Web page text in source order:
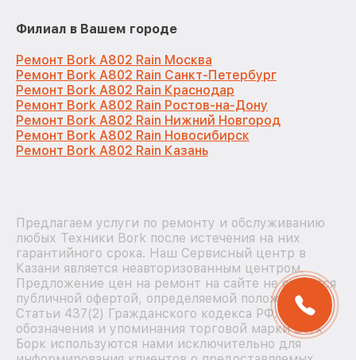
Филиал в Вашем городе
Ремонт Bork A802 Rain Москва
Ремонт Bork A802 Rain Санкт-Петербург
Ремонт Bork A802 Rain Краснодар
Ремонт Bork A802 Rain Ростов-на-Дону
Ремонт Bork A802 Rain Нижний Новгород
Ремонт Bork A802 Rain Новосибирск
Ремонт Bork A802 Rain Казань
Предлагаем услуги по ремонту и обслуживанию
любых Техники Bork после истечения на них
гарантийного срока. Наш Сервисный центр в
Казани является неавторизованным центром.
Предложение цен на ремонт на сайте не является
публичной офертой, определяемой положениями
Статьи 437(2) Гражданского кодекса РФ. Все
обозначения и упоминания торговой марки Bork
Борк используются нами исключительно для